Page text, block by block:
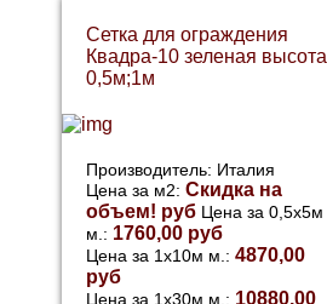
Сетка для ограждения
Квадра-10 зеленая высота
0,5м;1м
Производитель: Италия
Цена за м2: Скидка на
объем! руб Цена за 0,5х5м
м.: 1760,00 руб
Цена за 1х10м м.: 4870,00
руб
Цена за 1х30м м.: 10880,00